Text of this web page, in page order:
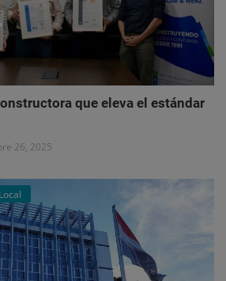
que eleva el estándar
26, 2025